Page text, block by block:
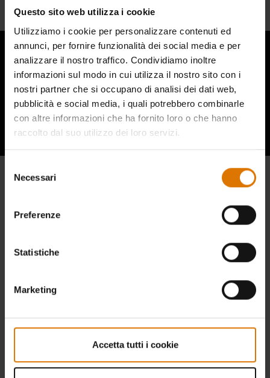
Questo sito web utilizza i cookie
Utilizziamo i cookie per personalizzare contenuti ed
annunci, per fornire funzionalità dei social media e per
analizzare il nostro traffico. Condividiamo inoltre
informazioni sul modo in cui utilizza il nostro sito con i
nostri partner che si occupano di analisi dei dati web,
pubblicità e social media, i quali potrebbero combinarle
con altre informazioni che ha fornito loro o che hanno
raccolto dal suo utilizzo dei loro servizi.
delNecessari
Preferenze
Statistiche
Marketing
Accetta tutti i cookie
Ascolta cosa hanno da dire gli altri
appassionati di barbecue